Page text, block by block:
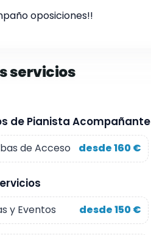
oposiciones!!
servicios
de Pianista Acompañante
de Acceso desde 160 €
y Eventos desde 150 €